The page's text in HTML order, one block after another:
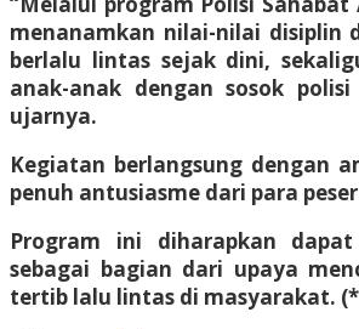
menanamkan nilai-nilai disiplin
berlalu lintas sejak dini,
anak-anak dengan sosok
ujarnya.
Kegiatan berlangsung dengan
penuh antusiasme dari para
Program ini diharapkan
sebagai bagian dari upaya
tertib lalu lintas di masyarakat.